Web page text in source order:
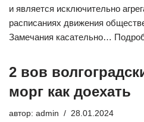
и является исключительно
расписаниях движения
Замечания касательно…
2 вов
морг как доехать
автор: admin 28.01.2024